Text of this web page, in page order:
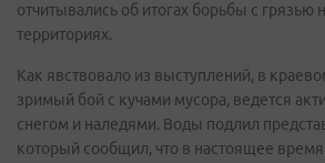
отчитывались об итогах борьбы с грязью
территориях.
Как явствовало из выступлений, в
зримый бой с кучами мусора, ведется
снегом и наледями. Воды подлил
который сообщил, что в настоящее время